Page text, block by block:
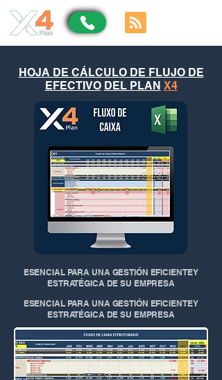
HOJA DE CÁLCULO DE FLUJO DE
EFECTIVO DEL PLAN X4
ESENCIAL PARA UNA GESTIÓN EFICIENTE Y
ESTRATÉGICA DE SU EMPRESA
ESENCIAL PARA UNA GESTIÓN EFICIENTE Y
ESTRATÉGICA DE SU EMPRESA